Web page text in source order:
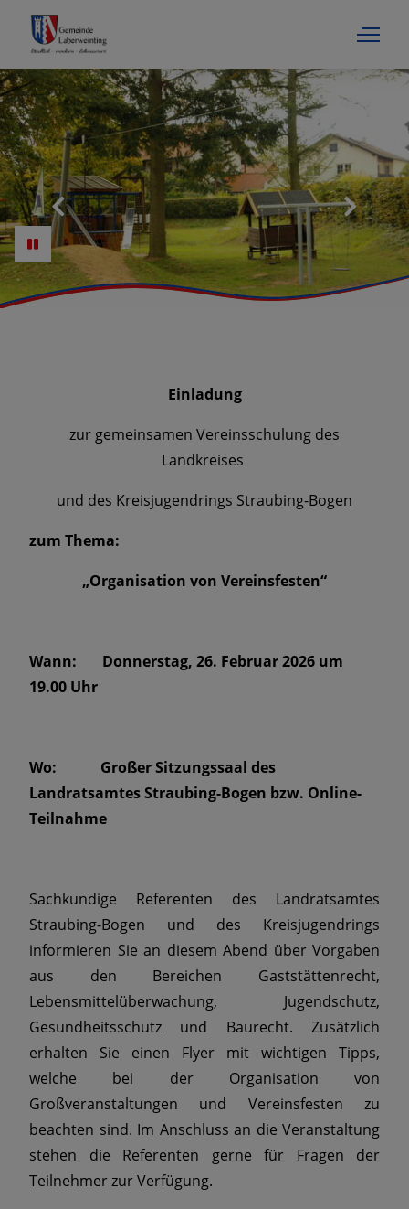
Einladung
zur gemeinsamen Vereinsschulung des
Landkreises
und des Kreisjugendrings Straubing-Bogen
zum Thema:
„Organisation von Vereinsfesten“
Wann: Donnerstag, 26. Februar 2026 um
19.00 Uhr
Wo: Großer Sitzungssaal des
Landratsamtes Straubing-Bogen bzw. Online-
Teilnahme
Sachkundige Referenten des Landratsamtes
Straubing-Bogen und des Kreisjugendrings
informieren Sie an diesem Abend über Vorgaben
aus den Bereichen Gaststättenrecht,
Lebensmittelüberwachung, Jugendschutz,
Gesundheitsschutz und Baurecht. Zusätzlich
erhalten Sie einen Flyer mit wichtigen Tipps,
welche bei der Organisation von
Großveranstaltungen und Vereinsfesten zu
beachten sind. Im Anschluss an die Veranstaltung
stehen die Referenten gerne für Fragen der
Teilnehmer zur Verfügung.